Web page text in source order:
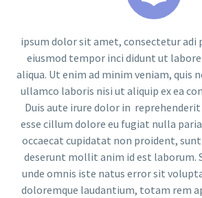
ipsum dolor sit amet, consectetur adi
eiusmod tempor inci didunt ut
aliqua. Ut enim ad minim veniam, quis
ullamco laboris nisi ut aliquip ex ea
Duis aute irure dolor in
esse cillum dolore eu fugiat nulla
occaecat cupidatat non proident,
deserunt mollit anim id est laborum.
unde omnis iste natus error sit
doloremque laudantium, totam rem